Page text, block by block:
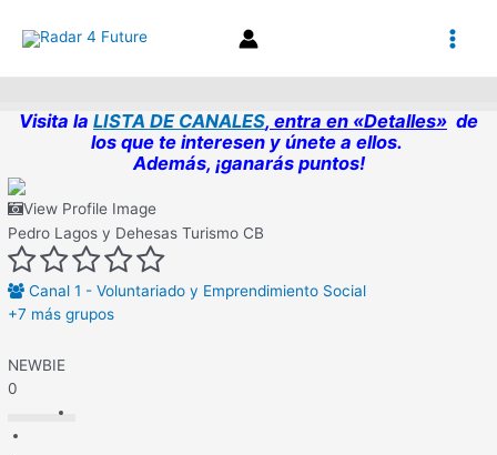
Visita la LISTA DE CANALES, entra en «Detalles» de
los que te interesen y únete a ellos.
Además, ¡ganarás puntos!
View Profile Image
Pedro Lagos y Dehesas Turismo CB
Canal 1 - Voluntariado y Emprendimiento Social
+7 más grupos
NEWBIE
0